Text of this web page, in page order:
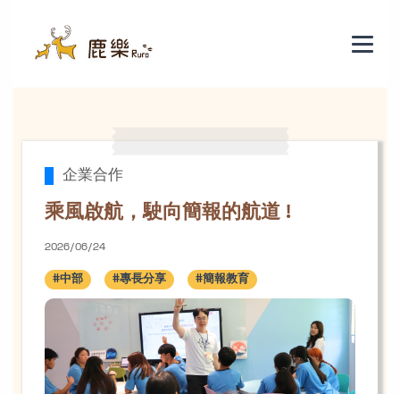
企業合作
乘風啟航，駛向簡報的航道 !
2026/06/24
#中部 #專長分享 #簡報教育